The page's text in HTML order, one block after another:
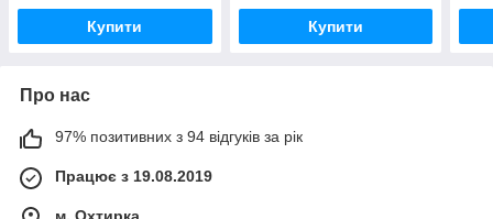
Купити Купити
Про нас
97% позитивних з 94 відгуків за рік
Працює з 19.08.2019